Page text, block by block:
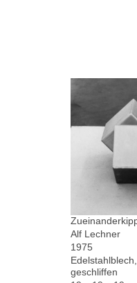
Alf Lechner
1975
geschliffen